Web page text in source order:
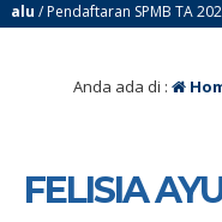
/ Pendaftaran SPMB TA 2026/
Anda ada di :
FELISIA